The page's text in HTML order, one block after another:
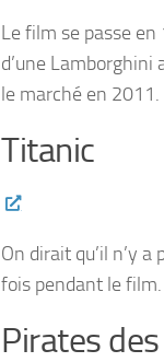
Le film se passe
d’une Lamborghini
le marché en 2011.
Titanic
On dirait qu’il n’y
fois pendant le film.
Pirates